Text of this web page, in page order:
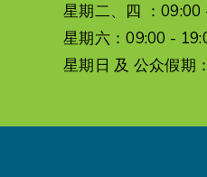
星期二、四 ：09:00
星期六：09:00 -
星期日 及 公众假期